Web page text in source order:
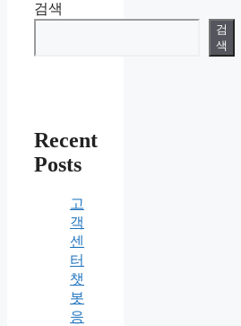
검색
검
색
Recent
Posts
고
객
센
터
챗
봇
응